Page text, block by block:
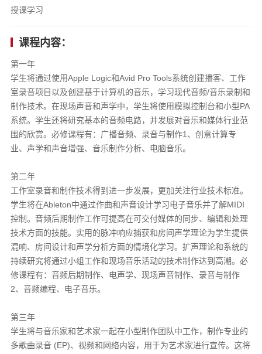
授课学习
课程内容：
第一年
学生将通过使用Apple Logic和Avid Pro Tools系统创建播客、工作
室录音项目以及创建基于计算机的音乐，学习现代音频/音乐录制和
制作技术。在现场声音和声学中，学生将使用模拟控制台和小型PA
系统。学生还将研究基本的音频电路，并发展对音乐和媒体行业范
围的欣赏。必修课程有：广播音频、录音与制作1、创意计算专
业、声学和声音增强、音乐制作分析、电脑音乐。
第二年
工作室录音和制作技术得到进一步发展，更加关注行业技术标准。
学生将在Ableton中通过作曲和声音设计学习电子音乐并了解MIDI
控制。音频后期制作工作可提高在可交付媒体的同步、编辑和处理
技术方面的技能。实用的脉冲响应捕获和房间声学理论为学生提供
混响、房间设计和声学分析方面的情境化学习。扩声理论和系统的
持续研究将通过小组工作和现场音乐活动的技术制作达到高潮。必
修课程有：音频后期制作、电声学、现场声音制作、录音与制作
2、音频编程、电子音乐。
第三年
学生将与音乐家和艺术家一起在小型制作团队中工作，制作专业的
多歌曲录音 (EP)、视频和网络内容，用于为艺术家进行宣传。这将